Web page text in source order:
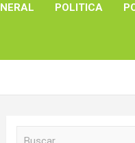
POLITICA